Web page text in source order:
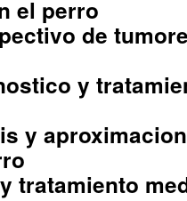
el perro
de
y
y
tratamiento